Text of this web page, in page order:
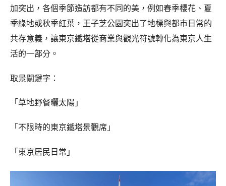
加突出，各個季節造訪都有不同的美，例如春季櫻花、夏
季綠地或秋季紅葉，王子芝公園突出了地標與都市日常的
共存意義，讓東京鐵塔從商業與觀光符號轉化為東京人生
活的一部分。
取景關鍵字：
「草地野餐曬太陽」
「不限時的東京鐵塔景觀席」
「東京居民日常」